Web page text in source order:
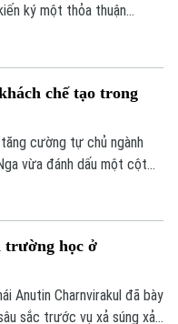
ký một thỏa thuận
chế tạo trong
cường tự chủ ngành
vừa đánh dấu một cột
trường học ở
Anutin Charnvirakul đã bày
sắc trước vụ xả súng xảy